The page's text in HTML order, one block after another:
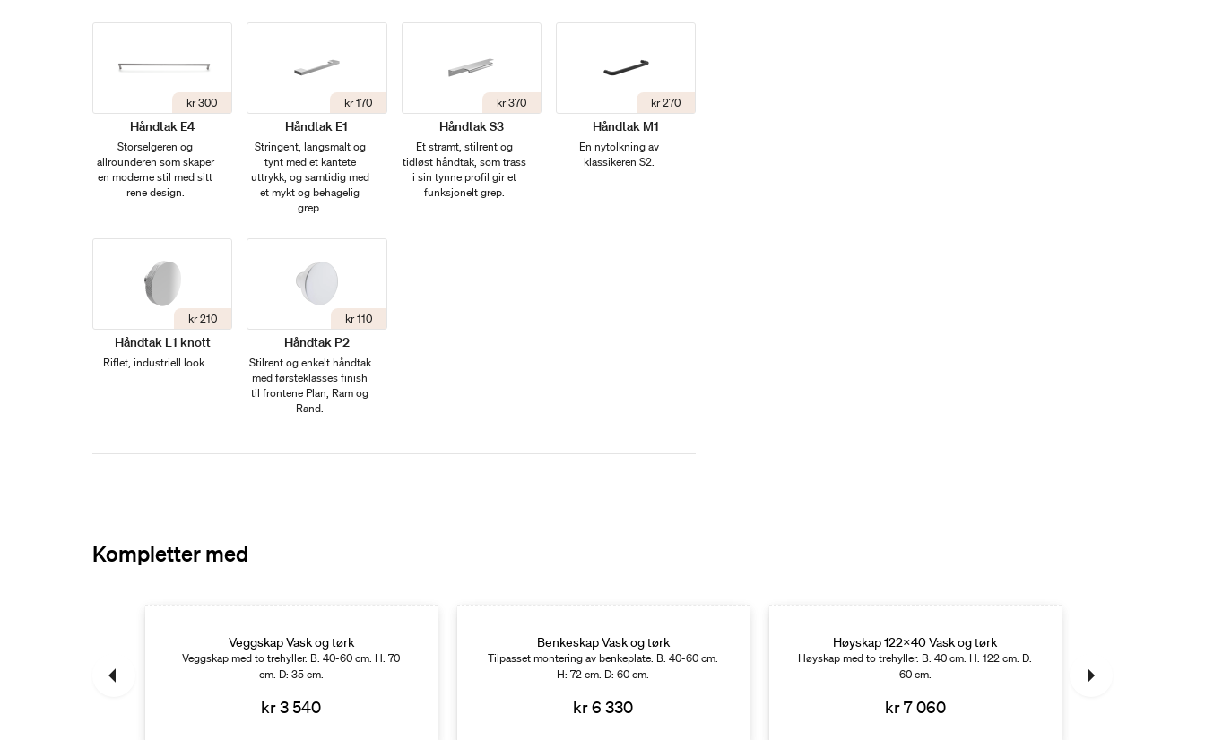
kr 300
Håndtak E4
Storselgeren og
allrounderen som skaper
en moderne stil med sitt
rene design.
kr 170
Håndtak E1
Stringent, langsmalt og
tynt med et kantete
uttrykk, og samtidig med
et mykt og behagelig
grep.
kr 370
Håndtak S3
Et stramt, stilrent og
tidløst håndtak, som trass
i sin tynne profil gir et
funksjonelt grep.
kr 270
Håndtak M1
En nytolkning av
klassikeren S2.
kr 210
Håndtak L1 knott
Riflet, industriell look.
kr 110
Håndtak P2
Stilrent og enkelt håndtak
med førsteklasses finish
til frontene Plan, Ram og
Rand.
Kompletter med
Veggskap Vask og tørk
Veggskap med to trehyller. B: 40-60 cm. H: 70
cm. D: 35 cm.
kr 3 540
Benkeskap Vask og tørk
Tilpasset montering av benkeplate. B: 40-60 cm.
H: 72 cm. D: 60 cm.
kr 6 330
Høyskap 122x40 Vask og tørk
Høyskap med to trehyller. B: 40 cm. H: 122 cm. D:
60 cm.
kr 7 060